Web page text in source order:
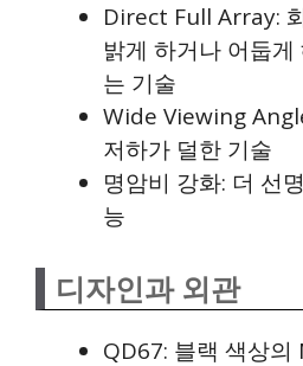
Direct Full Array:
밝게 하거나 어둡
는 기술
Wide Viewing
저하가 덜한 기술
명암비 강화: 더 선
능
디자인과 외관
QD67: 블랙 색상의